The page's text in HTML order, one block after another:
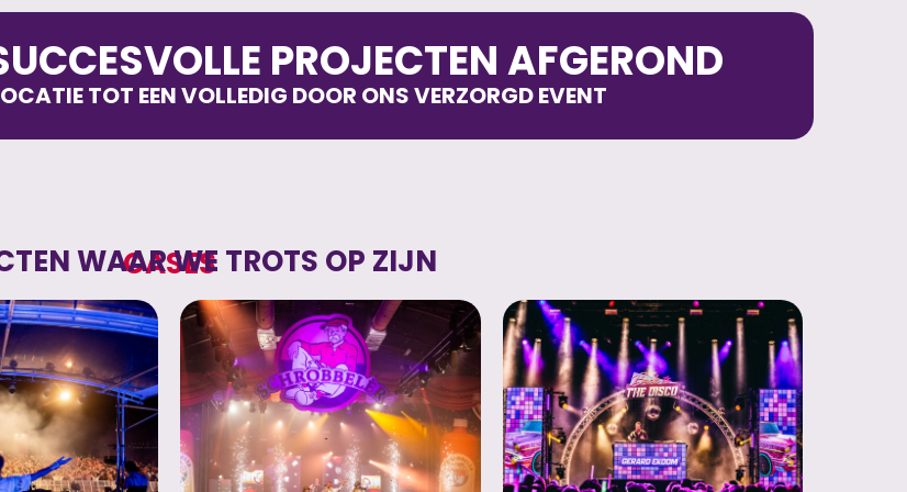
PROJECTEN AFGEROND
TOT EEN VOLLEDIG DOOR ONS VERZORGD EVENT
CASES
WAAR WE TROTS OP ZIJN